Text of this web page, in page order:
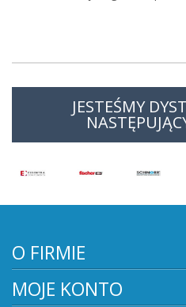
JESTEŚMY
O FIRMIE
MOJE KONTO